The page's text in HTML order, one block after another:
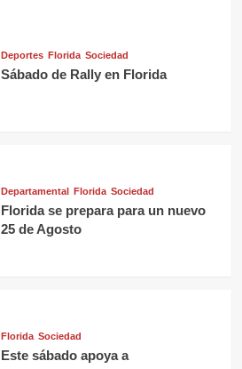
Deportes Florida Sociedad
Sábado de Rally en Florida
Departamental Florida Sociedad
Florida se prepara para un nuevo
25 de Agosto
Florida Sociedad
Este sábado apoya a